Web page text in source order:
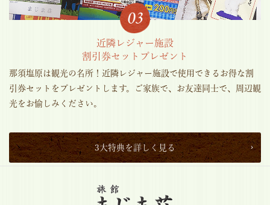
近隣レジャー施設
割引券セットプレゼント
那須塩原は観光の名所！近隣レジャー施設で使用できるお得な割
引券セットをプレゼントします。ご家族で、お友達同士で、周辺観
光をお愉しみください。
3大特典を詳しく見る